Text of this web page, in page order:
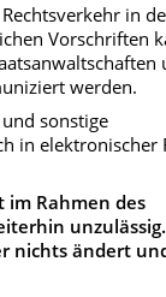
in
Vorschriften
werden.
sonstige
in elektronischer
im Rahmen des
nichts ändert